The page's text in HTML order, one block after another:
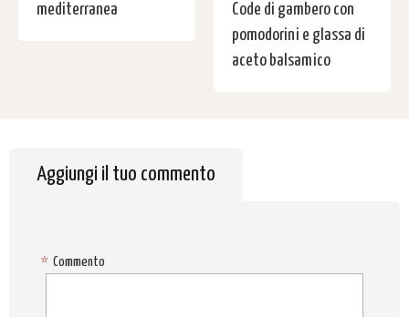
mediterranea
Code di gambero con
pomodorini e glassa di
aceto balsamico
Aggiungi il tuo commento
Commento
*